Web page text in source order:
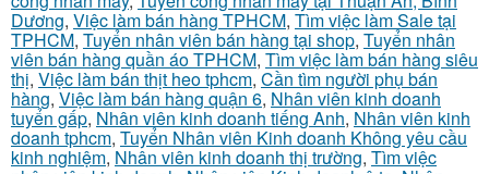
Dương, Việc làm bán hàng TPHCM, Tìm việc làm Sale tại
TPHCM, Tuyển nhân viên bán hàng tại shop, Tuyển nhân
viên bán hàng quần áo TPHCM, Tìm việc làm bán hàng siêu
thị, Việc làm bán thịt heo tphcm, Cần tìm người phụ bán
hàng, Việc làm bán hàng quận 6, Nhân viên kinh doanh
tuyển gấp, Nhân viên kinh doanh tiếng Anh, Nhân viên kinh
doanh tphcm, Tuyển Nhân viên Kinh doanh Không yêu cầu
kinh nghiệm, Nhân viên kinh doanh thị trường, Tìm việc